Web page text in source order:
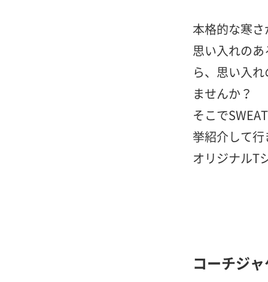
本格的な寒
思い入れの
ら、思い入
ませんか？
そこで
挙紹介して行
オリジナルT
コーチジ